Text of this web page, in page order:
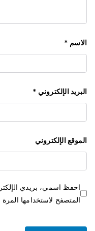
الاسم *
البريد الإلكتروني *
الموقع الإلكتروني
احفظ اسمي، بريدي
المتصفح لاستخدامها